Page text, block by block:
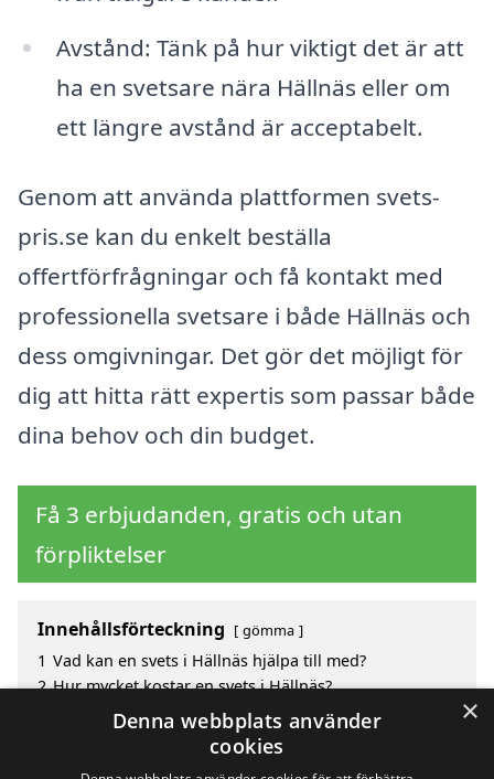
Avstånd: Tänk på hur viktigt det är att
ha en svetsare nära Hällnäs eller om
ett längre avstånd är acceptabelt.
Genom att använda plattformen svets-
pris.se kan du enkelt beställa
offertförfrågningar och få kontakt med
professionella svetsare i både Hällnäs och
dess omgivningar. Det gör det möjligt för
dig att hitta rätt expertis som passar både
dina behov och din budget.
Få 3 erbjudanden, gratis och utan
förpliktelser
Innehållsförteckning gömma
1 Vad kan en svets i Hällnäs hjälpa till med?
2 Hur mycket kostar en svets i Hällnäs?
Fördelar med att välja svets i Hällnäs
Sök efter en skicklig svets i de omgivande städerna
×
Denna webbplats använder
cookies